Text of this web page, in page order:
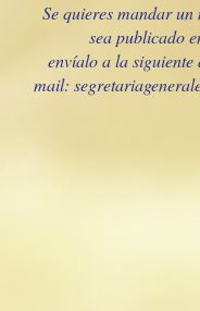
Se quieres mandar un
sea publicado
envíalo a la siguiente
mail: